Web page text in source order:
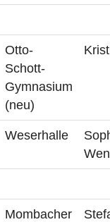
Otto-
Schott-
Gymnasium
(neu)
Weserhalle
Mombacher